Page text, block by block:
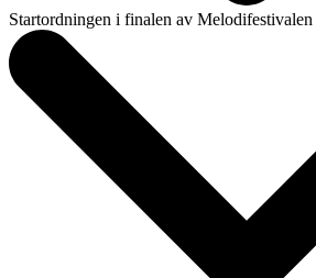
Startordningen i finalen av Melodifestivalen